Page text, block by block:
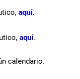
aquí.
, aquí.
calendario.